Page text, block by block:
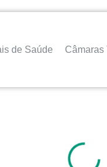
de Saúde Câmaras